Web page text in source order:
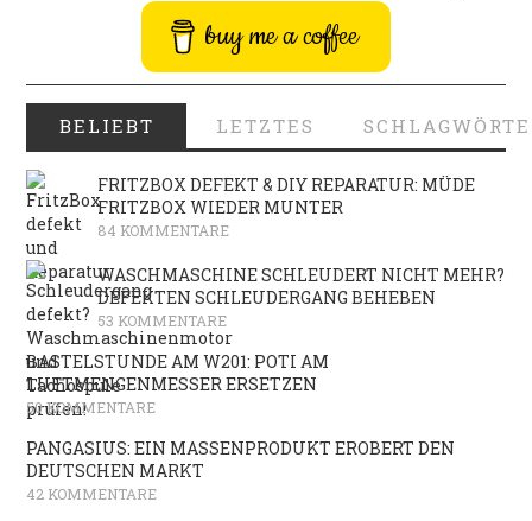
buy me a coffee
BELIEBT LETZTES
FRITZBOX DEFEKT & DIY REPARATUR: MÜDE
FRITZBOX WIEDER MUNTER
84 KOMMENTARE
WASCHMASCHINE SCHLEUDERT NICHT MEHR?
DEFEKTEN SCHLEUDERGANG BEHEBEN
53 KOMMENTARE
BASTELSTUNDE AM W201: POTI AM
LUFTMENGENMESSER ERSETZEN
50 KOMMENTARE
PANGASIUS: EIN MASSENPRODUKT EROBERT DEN
DEUTSCHEN MARKT
42 KOMMENTARE